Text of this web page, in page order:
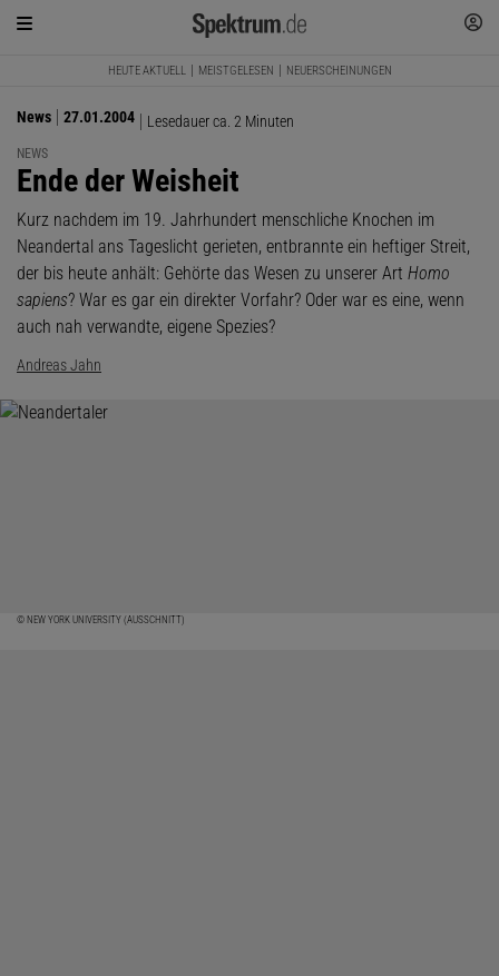
HEUTE AKTUELL MEISTGELESEN NEUERSCHEINUNGEN
News 27.01.2004 Lesedauer ca. 2 Minuten
NEWS
:
Ende der Weisheit
Kurz nachdem im 19. Jahrhundert menschliche Knochen im
Neandertal ans Tageslicht gerieten, entbrannte ein heftiger Streit,
der bis heute anhält: Gehörte das Wesen zu unserer Art Homo
sapiens? War es gar ein direkter Vorfahr? Oder war es eine, wenn
auch nah verwandte, eigene Spezies?
Andreas Jahn
© NEW YORK UNIVERSITY (AUSSCHNITT)